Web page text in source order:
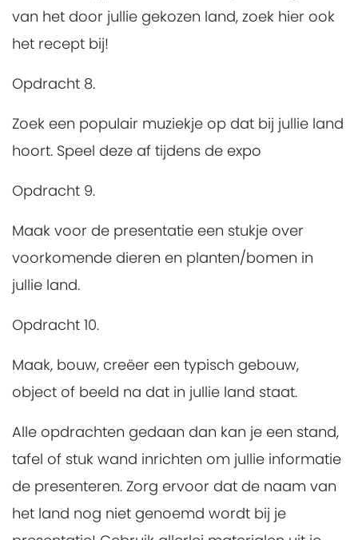
van het door jullie gekozen land, zoek hier ook
het recept bij!
Opdracht 8.
Zoek een populair muziekje op dat bij jullie land
hoort. Speel deze af tijdens de expo
Opdracht 9.
Maak voor de presentatie een stukje over
voorkomende dieren en planten/bomen in
jullie land.
Opdracht 10.
Maak, bouw, creëer een typisch gebouw,
object of beeld na dat in jullie land staat.
Alle opdrachten gedaan dan kan je een stand,
tafel of stuk wand inrichten om jullie informatie
de presenteren. Zorg ervoor dat de naam van
het land nog niet genoemd wordt bij je